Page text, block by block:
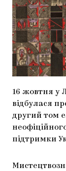
16 жовтня у
відбулася
другий том
підтримки